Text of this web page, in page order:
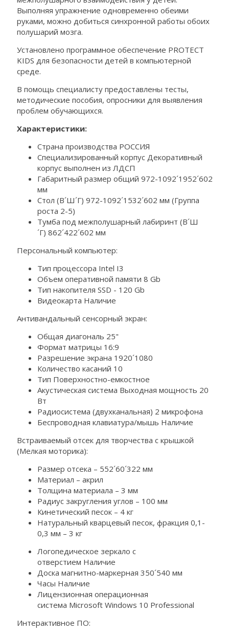
Выполняя упражнение одновременно обеими
руками, можно добиться синхронной работы обоих
полушарий мозга.
Установлено программное обеспечение PROTECT
KIDS для безопасности детей в компьютерной
среде.
В помощь специалисту предоставлены тесты,
методические пособия, опросники для выявления
проблем обучающихся.
Характеристики:
Страна производства РОССИЯ
Специализированный корпус Декоративный
корпус выполнен из ЛДСП
Габаритный размер общий 972-1092´1952´602
мм
Стол (В´Ш´Г) 972-1092´1532´602 мм (Группа
роста 2-5)
Тумба под межполушарный лабиринт (В´Ш
´Г) 862´422´602 мм
Персональный компьютер:
Тип процессора Intel I3
Объем оперативной памяти 8 Gb
Тип накопителя SSD - 120 Gb
Видеокарта Наличие
Антивандальный сенсорный экран:
Общая диагональ 25"
Формат матрицы 16:9
Разрешение экрана 1920´1080
Количество касаний 10
Тип Поверхностно-емкостное
Акустическая система Выходная мощность 20
Вт
Радиосистема (двухканальная) 2 микрофона
Беспроводная клавиатура/мышь Наличие
Встраиваемый отсек для творчества с крышкой
(Мелкая моторика):
Размер отсека – 552´60´322 мм
Материал – акрил
Толщина материала – 3 мм
Радиус закругления углов – 100 мм
Кинетический песок – 4 кг
Натуральный кварцевый песок, фракция 0,1-
0,3 мм – 3 кг
Логопедическое зеркало с
отверстием Наличие
Доска магнитно-маркерная 350´540 мм
Часы Наличие
Лицензионная операционная
система Microsoft Windows 10 Professional
Интерактивное ПО: